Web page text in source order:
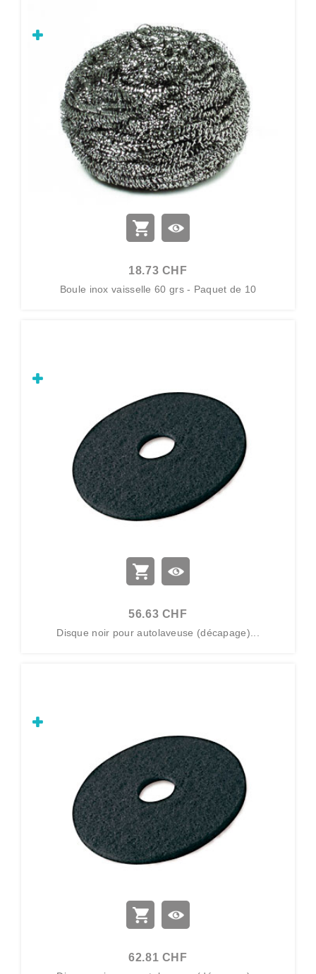
18.73 CHF
Boule inox vaisselle 60 grs - Paquet de 10
56.63 CHF
Disque noir pour autolaveuse (décapage)...
62.81 CHF